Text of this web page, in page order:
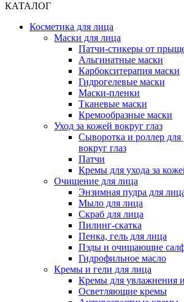
КАТАЛОГ
Косметика для лица
Маски для лица
Патчи-стикеры от
Альгинатные маски
Карбокситерапия маски
Гидрогелевые маски
Маски-пленки
Тканевые маски
Кремообразные маски
Уход за кожей вокруг глаз
Сыворотка и роллер для
вокруг глаз
Патчи
Кремы для ухода за
Очищение для лица
Энзимная пудра для
Мыло для лица
Скраб для лица
Пилинг-скатка
Пенка, гель для лица
Пэды и очищающие
Гидрофильное масло
Кремы и гели для лица
Кремы для увлажнения
Осветляющие кремы